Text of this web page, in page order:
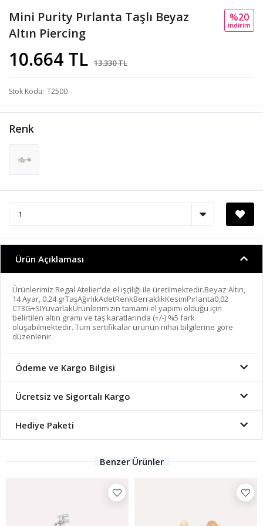
Mini Purity Pırlanta Taşlı Beyaz
Altın Piercing
10.664 TL 13.330 TL
%20
i̇ndi̇ri̇m
Stok Kodu T2500
Renk
Ürün Açıklaması
Ürünlerimiz Regal Atelier'de el işçiliği ile üretilmektedir.Beyaz Altın,
14 Ayar, 0.24 grTaşAğırlıkAdetRenkBerraklıkKesimPırlanta0,02
CT3G+SIYuvarlakÜrünlerimizin tamamı el yapımı olduğu için
belirtilen altın gramı ve taş karatlarında (+/-) %5 fark
oluşabilmektedir. Tüm sertifikalar ürünün nihai bilgilerine göre
düzenlenir.
Ödeme ve Kargo Bilgisi
Ücretsiz ve Sigortalı Kargo
Hediye Paketi
Benzer Ürünler